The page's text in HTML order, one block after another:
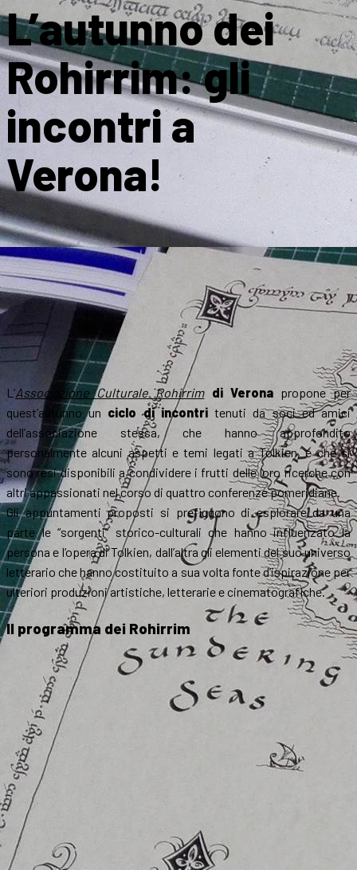
L’autunno dei
Rohirrim: gli
incontri a
Verona!
L’Associazione Culturale Rohirrimdi Veronapropone per
quest’autunno un ciclo di incontritenuti da soci ed amici
dell’associazione stessa, che hanno approfondito
personalmente alcuni aspetti e temi legati a Tolkien, e che si
sono resi disponibili a condividere i frutti delle loro ricerche con
altri appassionati nel corso di quattro conferenze pomeridiane.
Gli appuntamenti proposti si prefiggono di esplorare da una
parte le “sorgenti” storico-culturali che hanno influenzato la
persona e l’opera di Tolkien, dall’altra gli elementi del suo universo
letterario che hanno costituito a sua volta fonte d’ispirazione per
ulteriori produzioni artistiche, letterarie e cinematografiche.
Il programma dei Rohirrim